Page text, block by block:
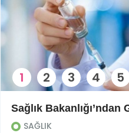
SAĞLIK
1 2 3 4 5